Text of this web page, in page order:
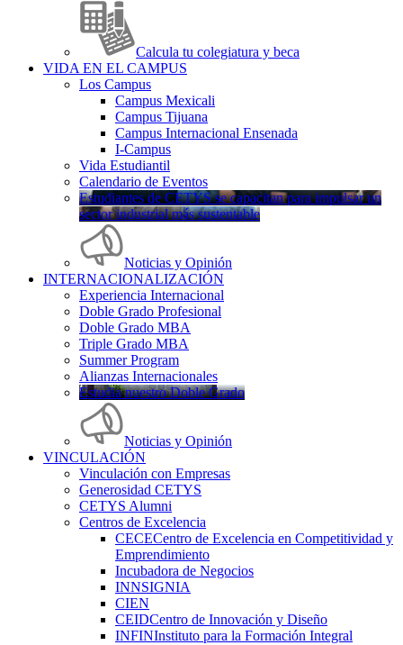
Calcula tu colegiatura y beca
VIDA EN EL CAMPUS
Los Campus
Campus Mexicali
Campus Tijuana
Campus Internacional Ensenada
I-Campus
Vida Estudiantil
Calendario de Eventos
Estudiantes de CETYS se capacitan para impulsar un
sector industrial más sustentable
Noticias y Opinión
INTERNACIONALIZACIÓN
Experiencia Internacional
Doble Grado Profesional
Doble Grado MBA
Triple Grado MBA
Summer Program
Alianzas Internacionales
Estudia nuestro Doble Grado
Noticias y Opinión
VINCULACIÓN
Vinculación con Empresas
Generosidad CETYS
CETYS Alumni
Centros de Excelencia
CECECentro de Excelencia en Competitividad y
Emprendimiento
Incubadora de Negocios
INNSIGNIA
CIEN
CEIDCentro de Innovación y Diseño
INFINInstituto para la Formación Integral